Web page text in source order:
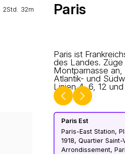
2Std. 32m Paris
Paris ist
des Landes. Züge
Montparnasse
Atlantik- und
Linien 4, 6, 12 und
Paris Est
Paris-East Station,
1918, Quartier
Arrondissement,